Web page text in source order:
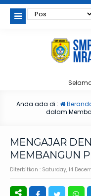
Selamat
Anda ada di :
dalam
MENGAJAR
MEMBANGUN
Diterbitkan : Saturday, 14